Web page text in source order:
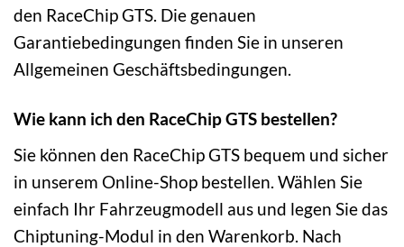
den RaceChip GTS. Die genauen
Garantiebedingungen finden Sie in unseren
Allgemeinen Geschäftsbedingungen.
Wie kann ich den RaceChip GTS bestellen?
Sie können den RaceChip GTS bequem und sicher
in unserem Online-Shop bestellen. Wählen Sie
einfach Ihr Fahrzeugmodell aus und legen Sie das
Chiptuning-Modul in den Warenkorb. Nach